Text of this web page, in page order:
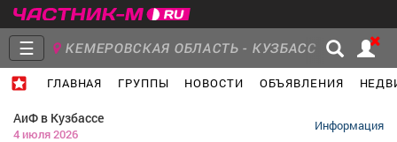
☰ КЕМЕРОВСКАЯ ОБЛАСТЬ - КУЗБАСС
ГЛАВНАЯ ГРУППЫ НОВОСТИ ОБЪЯВЛЕНИЯ
АиФ в Кузбассе
4 июля 2026
Информация